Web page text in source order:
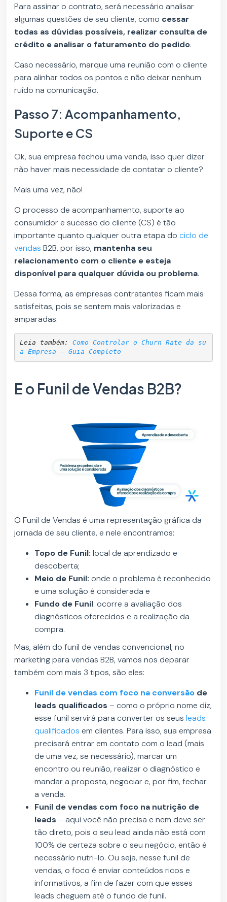
Para assinar o contrato, será necessário analisar
algumas questões de seu cliente, como cessar
todas as dúvidas possíveis, realizar consulta de
crédito e analisar o faturamento do pedido.
Caso necessário, marque uma reunião com o cliente
para alinhar todos os pontos e não deixar nenhum
ruído na comunicação.
Passo 7: Acompanhamento,
Suporte e CS
Ok, sua empresa fechou uma venda, isso quer dizer
não haver mais necessidade de contatar o cliente?
Mais uma vez, não!
O processo de acompanhamento, suporte ao
consumidor e sucesso do cliente (CS) é tão
importante quanto qualquer outra etapa dociclo de
vendas B2B, por isso, mantenha seu
relacionamento com o cliente e esteja
disponível para qualquer dúvida ou problema.
Dessa forma, as empresas contratantes ficam mais
satisfeitas, pois se sentem mais valorizadas e
amparadas.
Leia também: Como Controlar o Churn Rate da su
a Empresa – Guia Completo
E o Funil de Vendas B2B?
O Funil de Vendas é uma representação gráfica da
jornada de seu cliente, e nele encontramos:
Topo de Funil: local de aprendizado e
descoberta;
Meio de Funil: onde o problema é reconhecido
e uma solução é considerada e
Fundo de Funil: ocorre a avaliação dos
diagnósticos oferecidos e a realização da
compra.
Mas, além do funil de vendas convencional, no
marketing para vendas B2B, vamos nos deparar
também com mais 3 tipos, são eles:
Funil de vendas com foco na conversão de
leads qualificados – como o próprio nome diz,
esse funil servirá para converter os seusleads
qualificados em clientes. Para isso, sua empresa
precisará entrar em contato com o lead (mais
de uma vez, se necessário), marcar um
encontro ou reunião, realizar o diagnóstico e
mandar a proposta, negociar e, por fim, fechar
a venda.
Funil de vendas com foco na nutrição de
leads – aqui você não precisa e nem deve ser
tão direto, pois o seu lead ainda não está com
100% de certeza sobre o seu negócio, então é
necessário nutri-lo. Ou seja, nesse funil de
vendas, o foco é enviar conteúdos ricos e
informativos, a fim de fazer com que esses
leads cheguem até o fundo de funil.